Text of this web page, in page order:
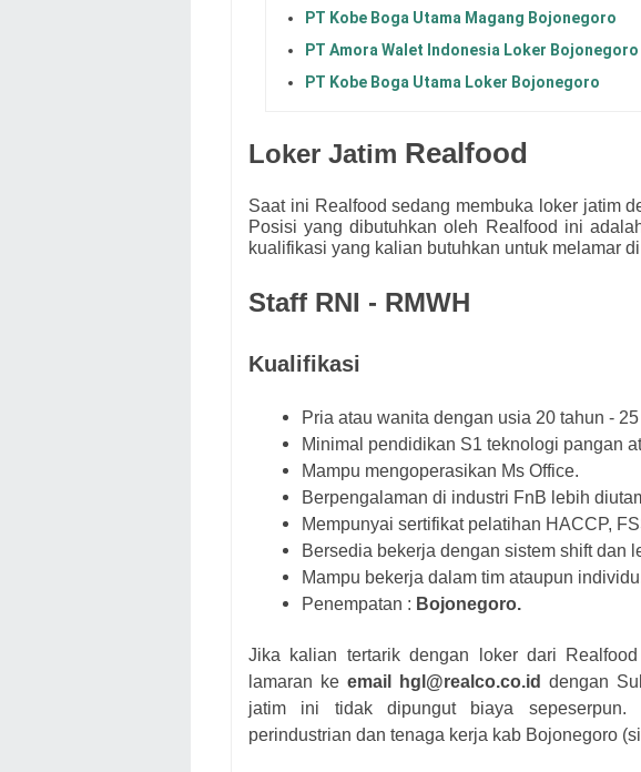
PT Kobe Boga Utama Magang Bojonegoro
PT Amora Walet Indonesia Loker Bojonegoro
PT Kobe Boga Utama Loker Bojonegoro
Loker Jatim Realfood
Saat ini Realfoodsedang membuka loker jatim
Posisi yang dibutuhkan oleh Realfood ini
kualifikasi yang kalian butuhkan untuk melamar
Staff RNI - RMWH
Kualifikasi
Pria atau wanita dengan usia 20 tahun -
Minimal pendidikan S1 teknologi pangan
Mampu mengoperasikan Ms Office.
Berpengalaman di industri FnB lebih
Mempunyai sertifikat pelatihan HACCP,
Bersedia bekerja dengan sistem shift dan
Mampu bekerja dalam tim ataupun
Penempatan : Bojonegoro.
Jika kalian tertarik dengan loker dari Realfood
lamaran keemail hgl@realco.co.id dengan
jatim ini tidak dipungut biaya
perindustrian dan tenaga kerja kab Bojonegoro